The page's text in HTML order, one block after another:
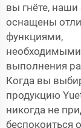
вы гнёте, наши
оснащены
функциями,
выполнения
Когда вы
продукцию
никогда не
беспокоиться